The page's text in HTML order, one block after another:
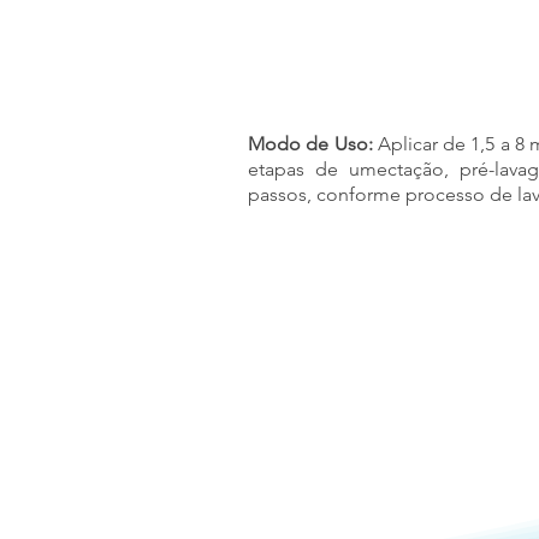
Modo de Uso: Aplicar de 1,5 a 8
etapas de umectação, pré-
passos, conforme processo de